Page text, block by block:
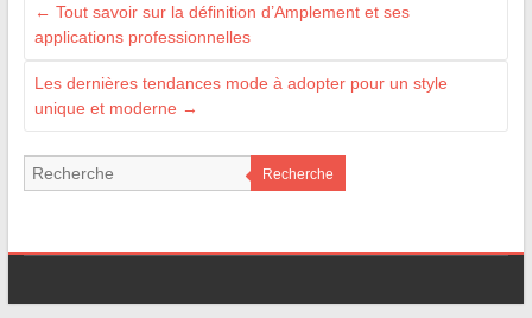
← Tout savoir sur la définition d’Amplement et ses
applications professionnelles
Les dernières tendances mode à adopter pour un style
unique et moderne →
Recherche